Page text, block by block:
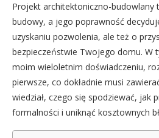
Projekt architektoniczno-budowlany
budowy, a jego poprawność
uzyskaniu pozwolenia, ale też o
bezpieczeństwie Twojego domu. W
moim wieloletnim doświadczeniu,
pierwsze, co dokładnie musi
wiedział, czego się spodziewać, jak
formalności i uniknąć kosztownych